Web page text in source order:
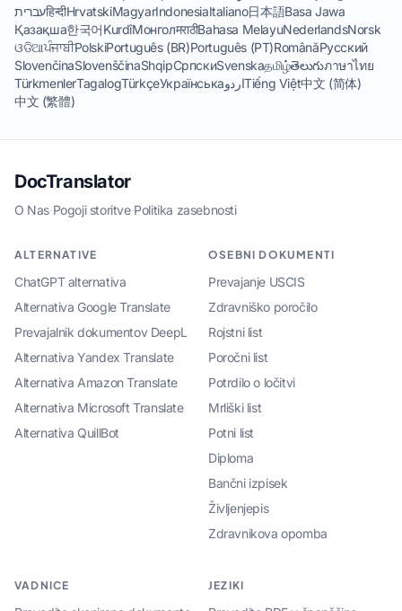
עבריתहिन्दीHrvatskiMagyarIndonesiaItaliano日本語Basa Jawa
Қазақша한국어KurdîМонголमराठीBahasa MelayuNederlandsNorsk
ଓଡିଆਪੰਜਾਬੀPolskiPortuguês (BR)Português (PT)RomânăРусский
SlovenčinaSlovenščinaShqipСрпскиSvenskaதமிழ்తెలుగుภาษาไทย
TürkmenlerTagalogTürkçeУкраїнськаاردوTiếng Việt中文 (简体)
中文 (繁體)
DocTranslator
O Nas·Pogoji storitve·Politika zasebnosti
ALTERNATIVE
ChatGPT alternativa
Alternativa Google Translate
Prevajalnik dokumentov DeepL
Alternativa Yandex Translate
Alternativa Amazon Translate
Alternativa Microsoft Translate
Alternativa QuillBot
OSEBNI DOKUMENTI
Prevajanje USCIS
Zdravniško poročilo
Rojstni list
Poročni list
Potrdilo o ločitvi
Mrliški list
Potni list
Diploma
Bančni izpisek
Življenjepis
Zdravnikova opomba
VADNICE JEZIKI